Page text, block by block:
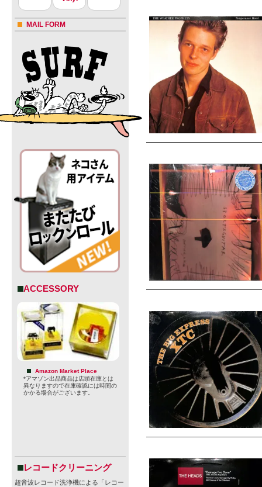
MAIL FORM
ACCESSORY
Amazon Market Place
*アマゾン出品商品は店頭在庫とは
異なりますので在庫確認には時間の
かかる場合がございます。
レコードクリーニング
超音波レコード洗浄機による「レコー